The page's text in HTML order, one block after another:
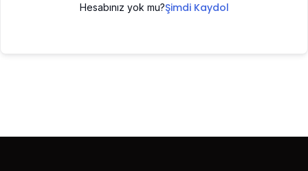
Hesabınız yok mu?Şimdi Kaydol